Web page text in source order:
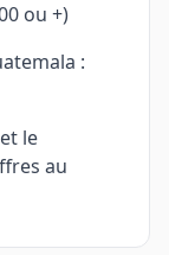
ou +)
:
le
au